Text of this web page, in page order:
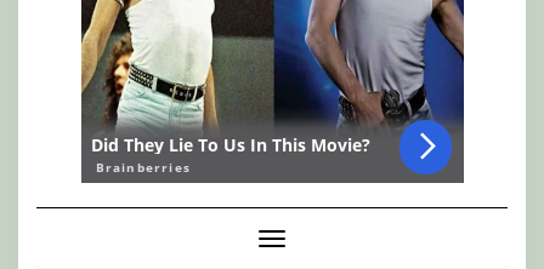
Toggle
Navigation